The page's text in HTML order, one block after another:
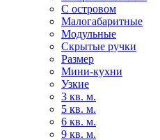
С островом
Малогабаритные
Модульные
Скрытые ручки
Размер
Мини-кухни
Узкие
3 кв. м.
5 кв. м.
6 кв. м.
9 кв. м.